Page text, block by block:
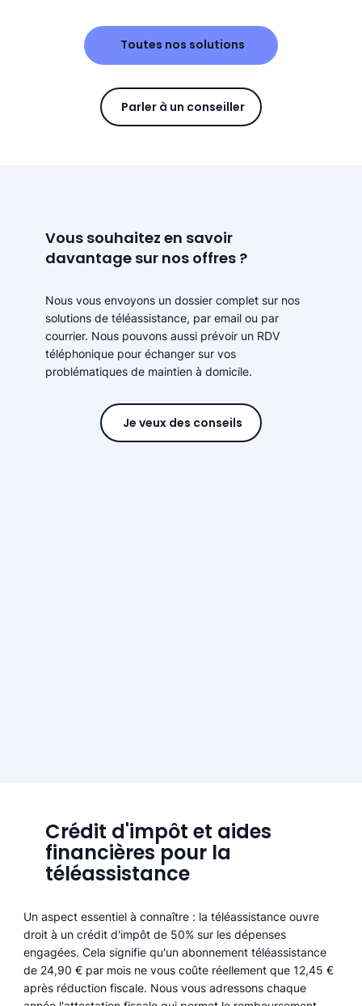
Toutes nos solutions
Parler à un conseiller
Vous souhaitez en savoir
davantage sur nos offres ?
Nous vous envoyons un dossier complet sur nos
solutions de téléassistance, par email ou par
courrier. Nous pouvons aussi prévoir un RDV
téléphonique pour échanger sur vos
problématiques de maintien à domicile.
Je veux des conseils
Crédit d'impôt et aides
financières pour la
téléassistance
Un aspect essentiel à connaître : la téléassistance ouvre
droit à un crédit d'impôt de 50% sur les dépenses
engagées. Cela signifie qu'un abonnement téléassistance
de 24,90 € par mois ne vous coûte réellement que 12,45 €
après réduction fiscale. Nous vous adressons chaque